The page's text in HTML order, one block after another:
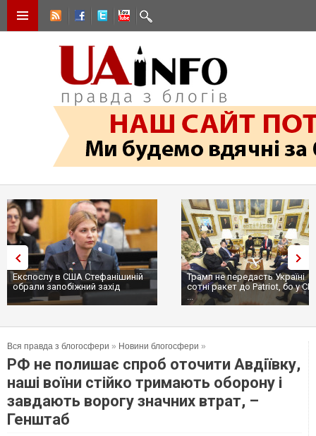
Експослу в США Стефанішиній
обрали запобіжний захід
Трамп не передасть Україні
сотні ракет до Patriot, бо у США
Вся правда з блогосфери » Новини блогосфери »
РФ не полишає спроб оточити Авдіївку,
наші воїни стійко тримають оборону і
завдають ворогу значних втрат, –
Генштаб